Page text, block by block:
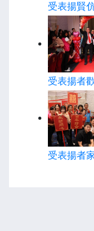
受表揚賢
受表揚者
受表揚者